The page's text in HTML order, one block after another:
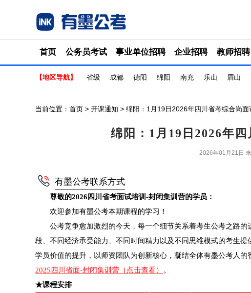
首页 公务员考试 事业单位招聘 企业招聘 教师招聘
【地区导航】 省级 成都 德阳 绵阳 南充 乐山 眉山
当前位置： 首页 > 开课通知 > 绵阳：1月19日2026年四川省考综合岗面
绵阳：1月19日2026年
2026年01月21日
有墨公考联系方式
尊敬的2026四川省考面试培训-封闭集训营的学员：
欢迎参加有墨公考本期课程的学习！
公考竞争愈加激烈的今天，每一个细节关系着考生公考之路的
段、不同经济承受能力、不同时间精力以及不同思维模式的考生
学员价值的提升，以师资团队为创新核心，凝结全体有墨公考人
2025四川省面-封闭集训营（点击查看）
。
★课程安排